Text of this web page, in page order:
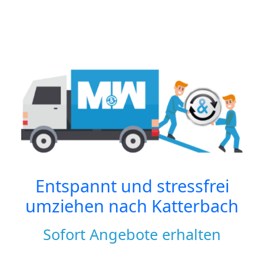
Entspannt und stressfrei
umziehen nach Katterbach
Sofort Angebote erhalten